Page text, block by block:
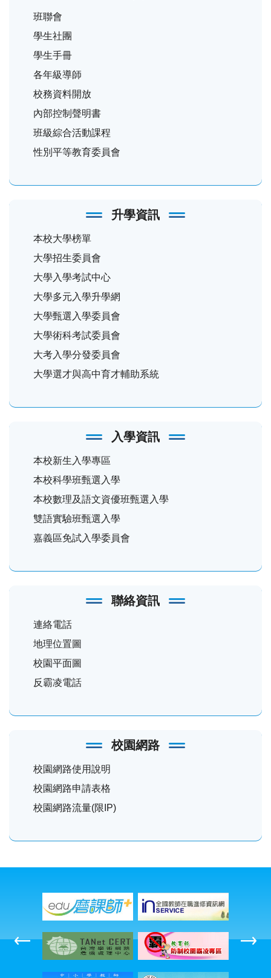
班聯會
學生社團
學生手冊
各年級導師
校務資料開放
內部控制聲明書
班級綜合活動課程
性別平等教育委員會
升學資訊
本校大學榜單
大學招生委員會
大學入學考試中心
大學多元入學升學網
大學甄選入學委員會
大學術科考試委員會
大考入學分發委員會
大學選才與高中育才輔助系統
入學資訊
本校新生入學專區
本校科學班甄選入學
本校數理及語文資優班甄選入學
雙語實驗班甄選入學
嘉義區免試入學委員會
聯絡資訊
連絡電話
地理位置圖
校園平面圖
反霸凌電話
校園網路
校園網路使用說明
校園網路申請表格
校園網路流量(限IP)